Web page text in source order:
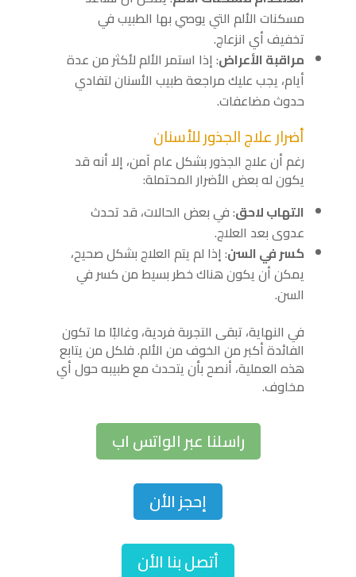
مسكنات الألم التي يوصي بها الطبيب في
تخفيف أي انزعاج.
مراقبة الأعراض: إذا استمر الألم لأكثر من عدة
أيام، يجب عليك مراجعة طبيب الأسنان لتفادي
حدوث مضاعفات.
أضرار علاج الجذور للأسنان
رغم أن علاج الجذور بشكل عام آمن، إلا أنه قد
يكون له بعض الأضرار المحتملة:
التهاب لاحق: في بعض الحالات، قد تحدث
عدوى بعد العلاج.
كسر في السن: إذا لم يتم العلاج بشكل صحيح،
يمكن أن يكون هناك خطر بسيط من كسر في
السن.
في النهاية، تبقى التجربة فردية، وغالبًا ما تكون
الفائدة أكبر من الخوف من الألم. فلكل من يتابع
هذه العملية، أنصح بأن يتحدث مع طبيبه حول أي
مخاوف.
راسلنا عبر الواتس اب
إحجز الأن
أتصل بنا الأن